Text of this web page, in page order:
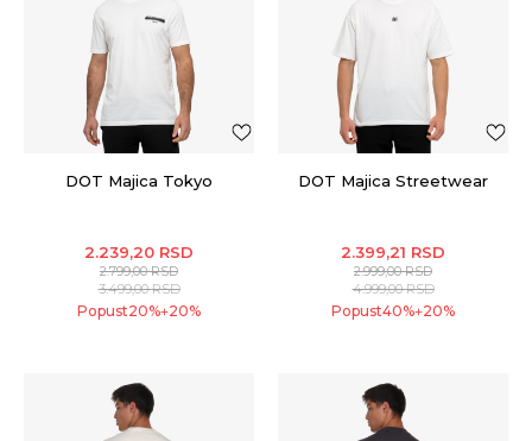
DOT Majica Tokyo
2.239,20 RSD
2.799,00RSD
3.499,00RSD
Popust20%+20%
DOT Majica Streetwear
2.399,21 RSD
2.999,00RSD
4.999,00RSD
Popust40%+20%